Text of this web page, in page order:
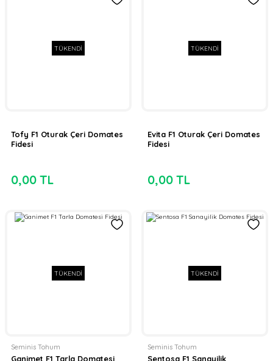
TÜKENDİ
Tofy F1 Oturak Çeri Domates
Fidesi
0,00 TL
TÜKENDİ
Evita F1 Oturak Çeri Domates
Fidesi
0,00 TL
TÜKENDİ
Seminis Tohum
Ganimet F1 Tarla Domatesi
TÜKENDİ
Seminis Tohum
Sentosa F1 Sanayilik